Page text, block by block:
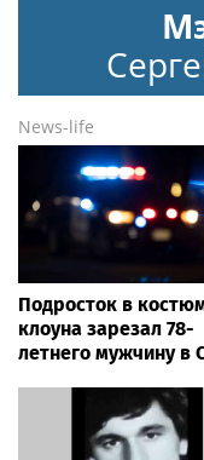
News-life
Подросток в
клоуна зарезал 78-
летнего мужчину в